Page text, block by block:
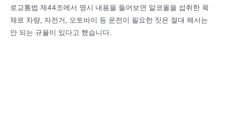
로교통법 제44조에서 명시 내용을 들어보면 알코올을 섭취한 육
체로 차량, 자전거, 오토바이 등 운전이 필요한 짓은 절대 해서는
안 되는 규율이 있다고 했습니다.